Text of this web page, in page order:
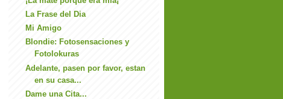
La Frase del Dia
Mi Amigo
Blondie: Fotosensaciones y
Fotolokuras
Adelante, pasen por favor, estan
en su casa...
Dame una Cita...